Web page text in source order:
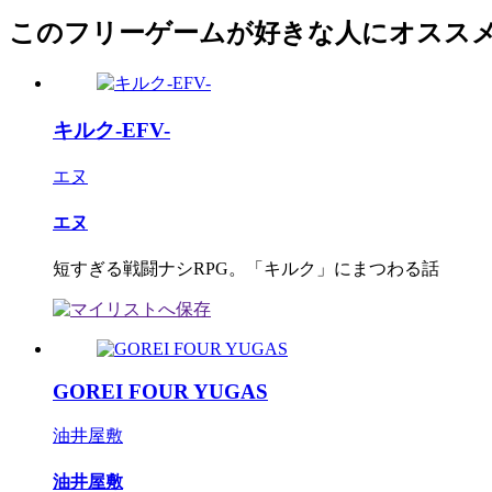
このフリーゲームが好きな人にオスス
キルク-EFV-
エヌ
エヌ
短すぎる戦闘ナシRPG。「キルク」にまつわる話
GOREI FOUR YUGAS
油井屋敷
油井屋敷